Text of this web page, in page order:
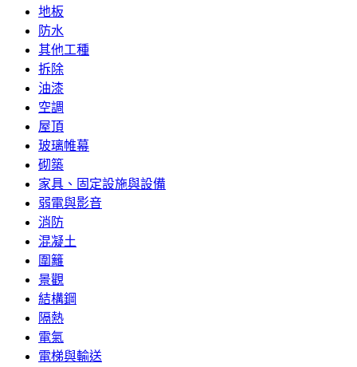
地板
防水
其他工種
拆除
油漆
空調
屋頂
玻璃帷幕
砌築
家具、固定設施與設備
弱電與影音
消防
混凝土
圍籬
景觀
結構鋼
隔熱
電氣
電梯與輸送